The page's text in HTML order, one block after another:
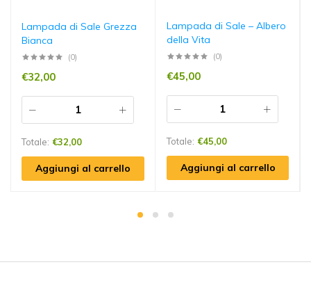
Lampada di Sale Grezza
Bianca
(0)
€32,00
Totale: €32,00
Aggiungi al carrello
Lampada di Sale – Albero
della Vita
(0)
€45,00
Totale: €45,00
Aggiungi al carrello